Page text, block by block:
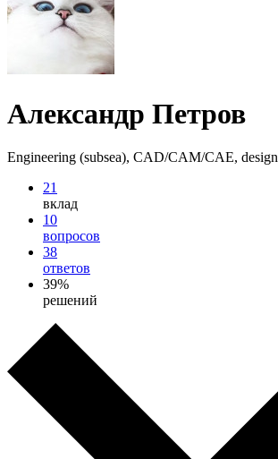
Александр Петров
Engineering (subsea), CAD/CAM/CAE, design
21
вклад
10
вопросов
38
ответов
39%
решений